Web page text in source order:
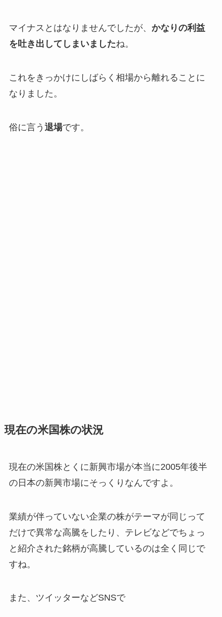
マイナスとはなりませんでしたが、 かなりの利益
を吐き出してしまいましたね。
これをきっかけにしばらく相場から離れることに
なりました。
俗に言う 退場です。
現在の米国株の状況
現在の米国株とくに新興市場が本当に2005年後半
の日本の新興市場にそっくりなんですよ。
業績が伴っていない企業の株がテーマが同じって
だけで異常な高騰をしたり、テレビなどでちょっ
と紹介された銘柄が高騰しているのは全く同じで
すね。
また、ツイッターなどSNSで